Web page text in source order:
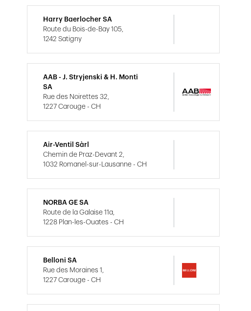
Harry Baerlocher SA
Route du Bois-de-Bay 105,
1242 Satigny
AAB - J. Stryjenski & H. Monti
SA
Rue des Noirettes 32,
1227 Carouge - CH
Air-Ventil Sàrl
Chemin de Praz-Devant 2,
1032 Romanel-sur-Lausanne - CH
NORBA GE SA
Route de la Galaise 11a,
1228 Plan-les-Ouates - CH
Belloni SA
Rue des Moraines 1,
1227 Carouge - CH